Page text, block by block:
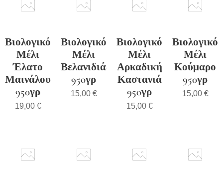
Βιολογικό
Μέλι
Έλατο
Μαινάλου
950γρ
19,00€
Βιολογικό
Μέλι
Βελανιδιάς
950γρ
15,00€
Βιολογικό
Μέλι
Αρκαδική
Καστανιά
950γρ
15,00€
Βιολογικό
Μέλι
Κούμαρο
950γρ
15,00€